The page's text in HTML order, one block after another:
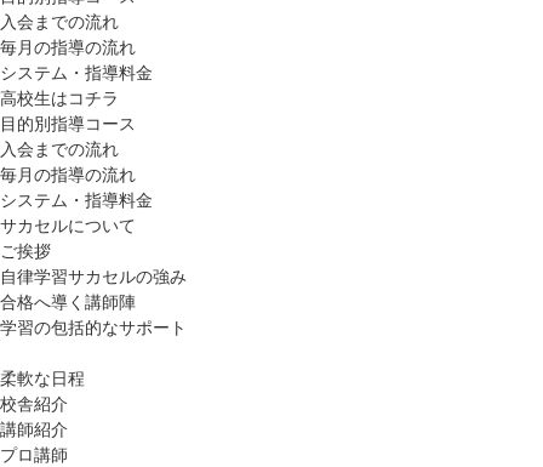
入会までの流れ
毎月の指導の流れ
システム・指導料金
高校生はコチラ
目的別指導コース
入会までの流れ
毎月の指導の流れ
システム・指導料金
サカセルについて
ご挨拶
自律学習サカセルの強み
合格へ導く講師陣
学習の包括的なサポート
柔軟な日程
校舎紹介
講師紹介
プロ講師